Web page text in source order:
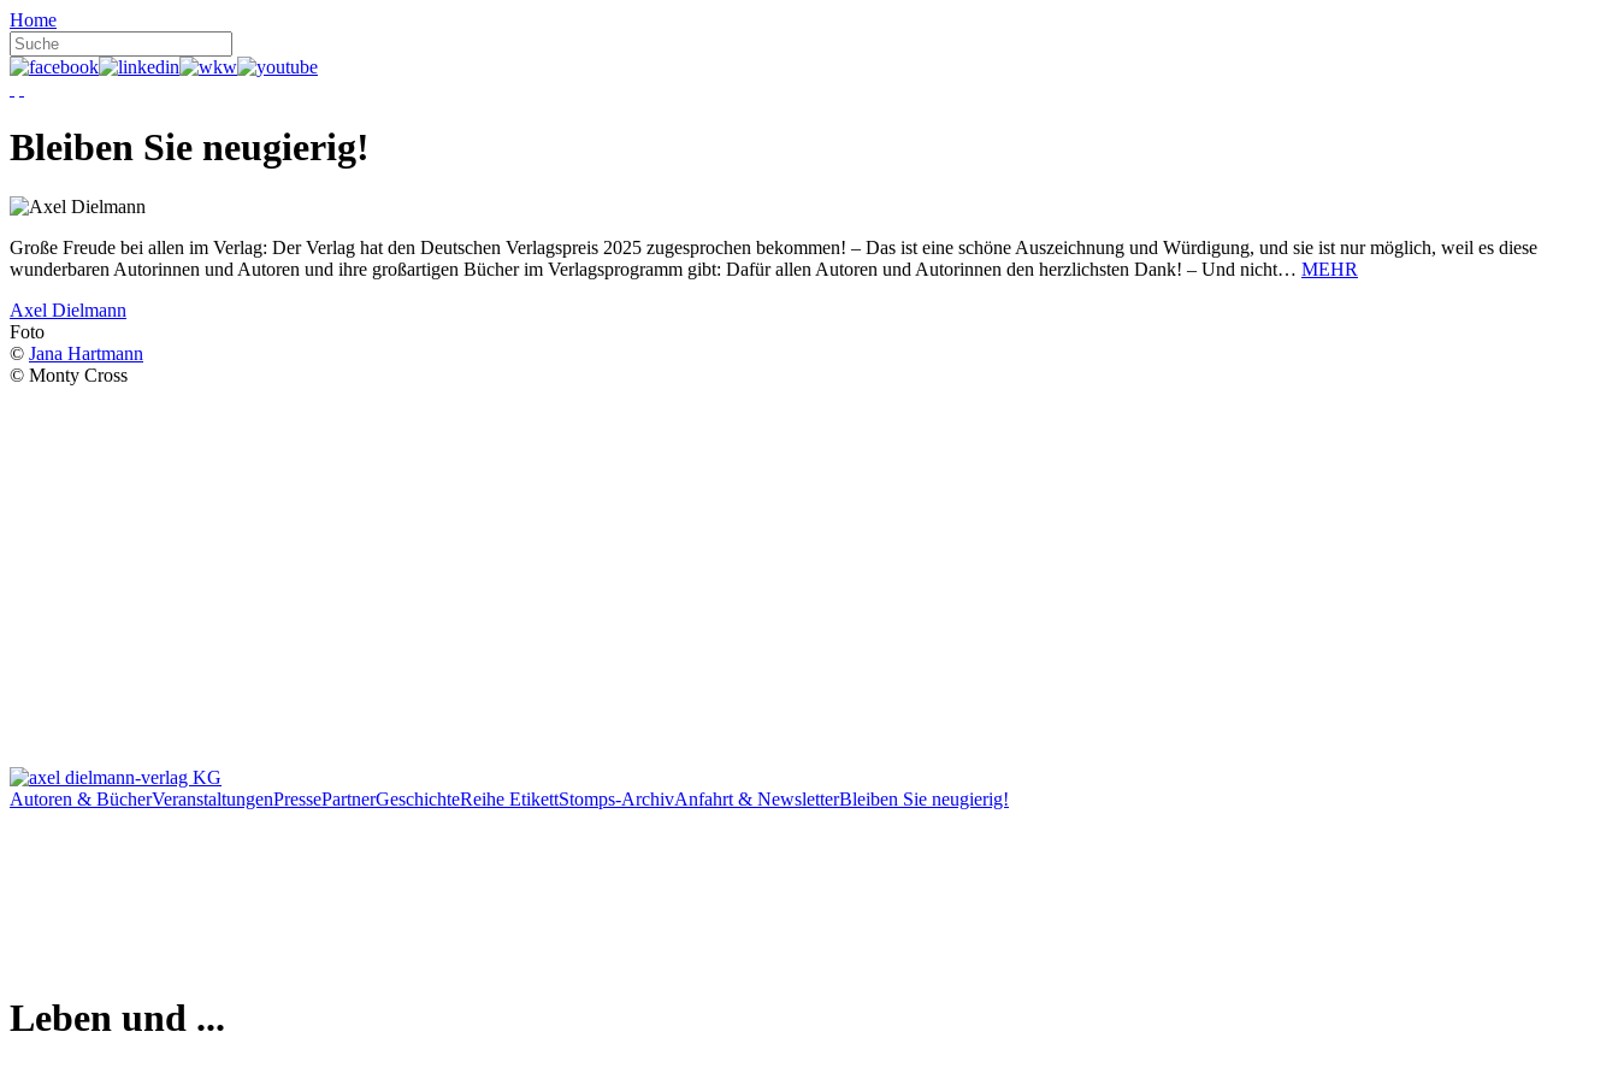
Home
Bleiben Sie neugierig!
Große Freude bei allen im Verlag: Der Verlag hat den Deutschen Verlagspreis 2025 zugesprochen bekommen! – Das ist eine schöne Auszeichnung und Würdigung, und sie ist nur möglich, weil es diese
wunderbaren Autorinnen und Autoren und ihre großartigen Bücher im Verlagsprogramm gibt: Dafür allen Autoren und Autorinnen den herzlichsten Dank! – Und nicht… MEHR
Axel Dielmann
Foto
© Jana Hartmann
© Monty Cross
Autoren & BücherVeranstaltungenPressePartnerGeschichteReihe EtikettStomps-ArchivAnfahrt & NewsletterBleiben Sie neugierig!
Leben und ...